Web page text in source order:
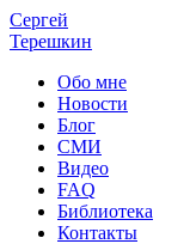
Сергей
Терешкин
Обо мне
Новости
Блог
СМИ
Видео
FAQ
Библиотека
Контакты